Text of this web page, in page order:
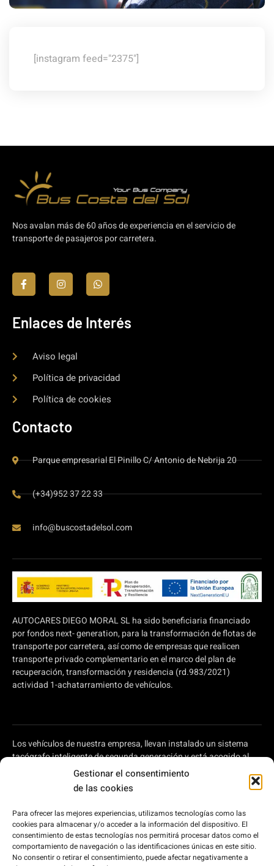
Gestionar el consentimiento
de las cookies
Para ofrecer las mejores experiencias, utilizamos tecnologías como las
cookies para almacenar y/o acceder a la información del dispositivo. El
consentimiento de estas tecnologías nos permitirá procesar datos como el
comportamiento de navegación o las identificaciones únicas en este sitio.
No consentir o retirar el consentimiento, puede afectar negativamente a
[instagram feed="2375"]
Nos avalan más de 60 años de experiencia en el servicio de
transporte de pasajeros por carretera.
Enlaces de Interés
Aviso legal
Política de privacidad
Política de cookies
Contacto
Parque empresarial El Pinillo C/ Antonio de Nebrija 20
(+34)952 37 22 33
info@buscostadelsol.com
AUTOCARES DIEGO MORAL SL ha sido beneficiaria financiado
por fondos next- generation, para la transformación de flotas de
transporte por carretera, así como de empresas que realicen
transporte privado complementario en el marco del plan de
recuperación, transformación y residencia (rd.983/2021)
actividad 1-achatarramiento de vehículos.
Los vehículos de nuestra empresa, llevan instalado un sistema
tacógrafo inteligente de segunda generación y está acogido al
plan de ayudas a autónomos y pymes para modernizar el
transporte por carretera, regulado en el Real Decreto 902/2022,
de 25 de octubre, por el que se aprueba la concesión directa, a las
comunidades autónomas y a las ciudades de Ceuta y Melilla, de
ayudas para la modernización de empresas privadas de
transporte de viajeros prestadoras de servicios de transporte por
carretera y de empresas privadas que intervienen en el transporte
de mercancías por carretera, en el marco del Plan de